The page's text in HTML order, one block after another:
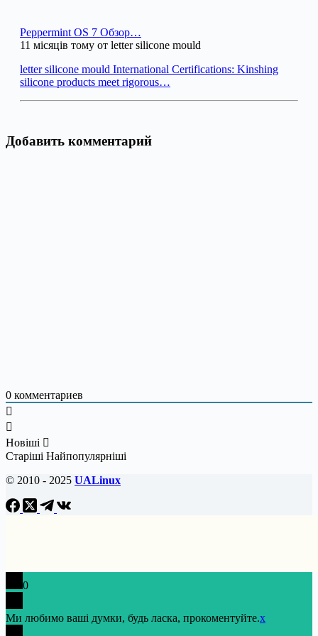
Peppermint OS 7 Обзор…
11 місяців тому от letter silicone mould
letter silicone mould International Certifications: Kinshing
silicone products meet rigorous…
Добавить комментарий
0 комментариев
Новіші
Старіші Найпопулярніші
© 2010 - 2025 UALinux
0
Ми любимо ваші думки, будь ласка, прокоментуйте.x